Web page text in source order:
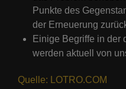
Punkte des
der Erneuerung
Einige Begriffe in der
werden aktuell von
Quelle: LOTRO.COM